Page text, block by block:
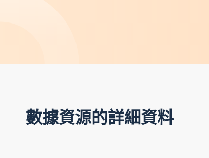
數據資源的詳細資料